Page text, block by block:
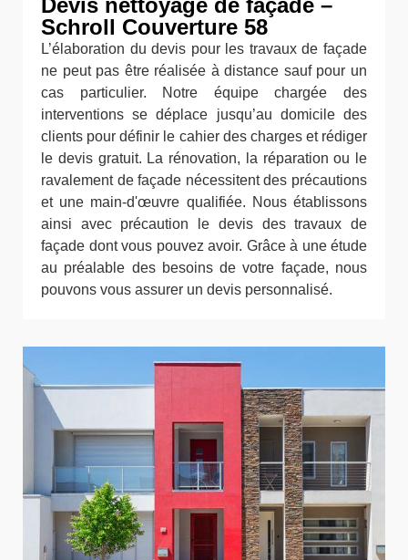
Devis nettoyage de façade –
Schroll Couverture 58
L’élaboration du devis pour les travaux de façade
ne peut pas être réalisée à distance sauf pour un
cas particulier. Notre équipe chargée des
interventions se déplace jusqu’au domicile des
clients pour définir le cahier des charges et rédiger
le devis gratuit. La rénovation, la réparation ou le
ravalement de façade nécessitent des précautions
et une main-d'œuvre qualifiée. Nous établissons
ainsi avec précaution le devis des travaux de
façade dont vous pouvez avoir. Grâce à une étude
au préalable des besoins de votre façade, nous
pouvons vous assurer un devis personnalisé.